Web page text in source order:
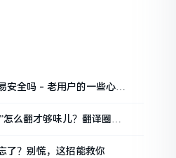
安全吗 - 老用户的一些心里
么翻才够味儿？翻译圈老
了？别慌，这招能救你